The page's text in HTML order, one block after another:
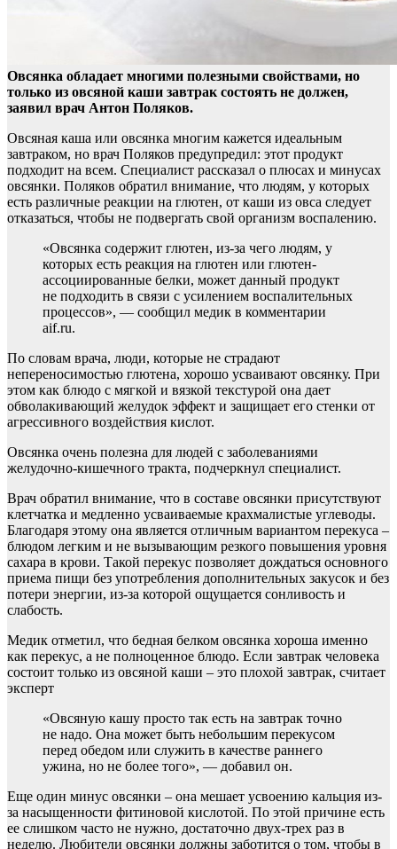
Овсянка обладает многими полезными свойствами, но
только из овсяной каши завтрак состоять не должен,
заявил врач Антон Поляков.
Овсяная каша или овсянка многим кажется идеальным
завтраком, но врач Поляков предупредил: этот продукт
подходит на всем. Специалист рассказал о плюсах и минусах
овсянки. Поляков обратил внимание, что людям, у которых
есть различные реакции на глютен, от каши из овса следует
отказаться, чтобы не подвергать свой организм воспалению.
«Овсянка содержит глютен, из-за чего людям, у
которых есть реакция на глютен или глютен-
ассоциированные белки, может данный продукт
не подходить в связи с усилением воспалительных
процессов», — сообщил медик в комментарии
aif.ru.
По словам врача, люди, которые не страдают
непереносимостью глютена, хорошо усваивают овсянку. При
этом как блюдо с мягкой и вязкой текстурой она дает
обволакивающий желудок эффект и защищает его стенки от
агрессивного воздействия кислот.
Овсянка очень полезна для людей с заболеваниями
желудочно-кишечного тракта, подчеркнул специалист.
Врач обратил внимание, что в составе овсянки присутствуют
клетчатка и медленно усваиваемые крахмалистые углеводы.
Благодаря этому она является отличным вариантом перекуса –
блюдом легким и не вызывающим резкого повышения уровня
сахара в крови. Такой перекус позволяет дождаться основного
приема пищи без употребления дополнительных закусок и без
потери энергии, из-за которой ощущается сонливость и
слабость.
Медик отметил, что бедная белком овсянка хороша именно
как перекус, а не полноценное блюдо. Если завтрак человека
состоит только из овсяной каши – это плохой завтрак, считает
эксперт
«Овсяную кашу просто так есть на завтрак точно
не надо. Она может быть небольшим перекусом
перед обедом или служить в качестве раннего
ужина, но не более того», — добавил он.
Еще один минус овсянки – она мешает усвоению кальция из-
за насыщенности фитиновой кислотой. По этой причине есть
ее слишком часто не нужно, достаточно двух-трех раз в
неделю. Любители овсянки должны заботится о том, чтобы в